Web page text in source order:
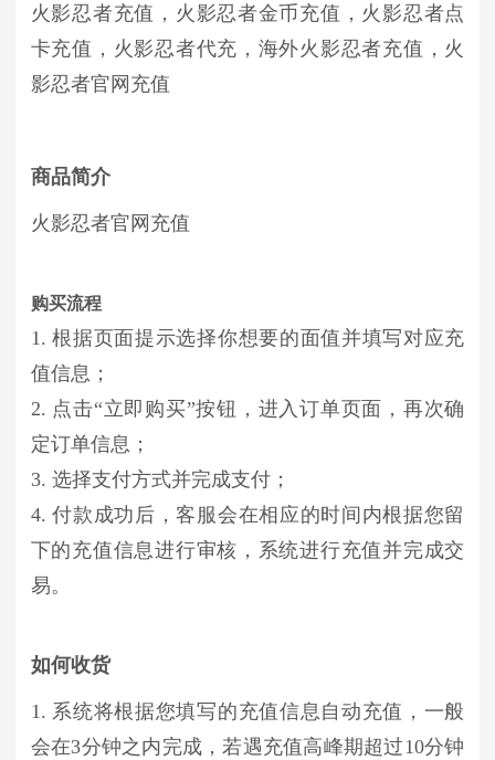
火影忍者充值， 火影忍者金币充值， 火影忍者点
卡充值， 火影忍者代充 ， 海外火影忍者充值， 火
影忍者官网充值
商品简介
火影忍者官网充值
购买流程
1. 根据页面提示选择你想要的面值并填写对应充
值信息；
2. 点击“立即购买”按钮，进入订单页面，再次确
定订单信息；
3. 选择支付方式并完成支付；
4. 付款成功后，客服会在相应的时间内根据您留
下的充值信息进行审核，系统进行充值并完成交
易。
如何收货
1. 系统将根据您填写的充值信息自动充值，一般
会在3分钟之内完成，若遇充值高峰期超过10分钟